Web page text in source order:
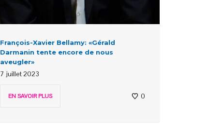
François-Xavier Bellamy: «Gérald
Darmanin tente encore de nous
aveugler»
7 juillet 2023
EN SAVOIR PLUS 0